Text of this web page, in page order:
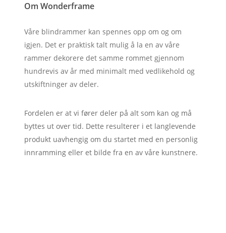
Om Wonderframe
Våre blindrammer kan spennes opp om og om
igjen. Det er praktisk talt mulig å la en av våre
rammer dekorere det samme rommet gjennom
hundrevis av år med minimalt med vedlikehold og
utskiftninger av deler.
Fordelen er at vi fører deler på alt som kan og må
byttes ut over tid. Dette resulterer i et langlevende
produkt uavhengig om du startet med en personlig
innramming eller et bilde fra en av våre kunstnere.